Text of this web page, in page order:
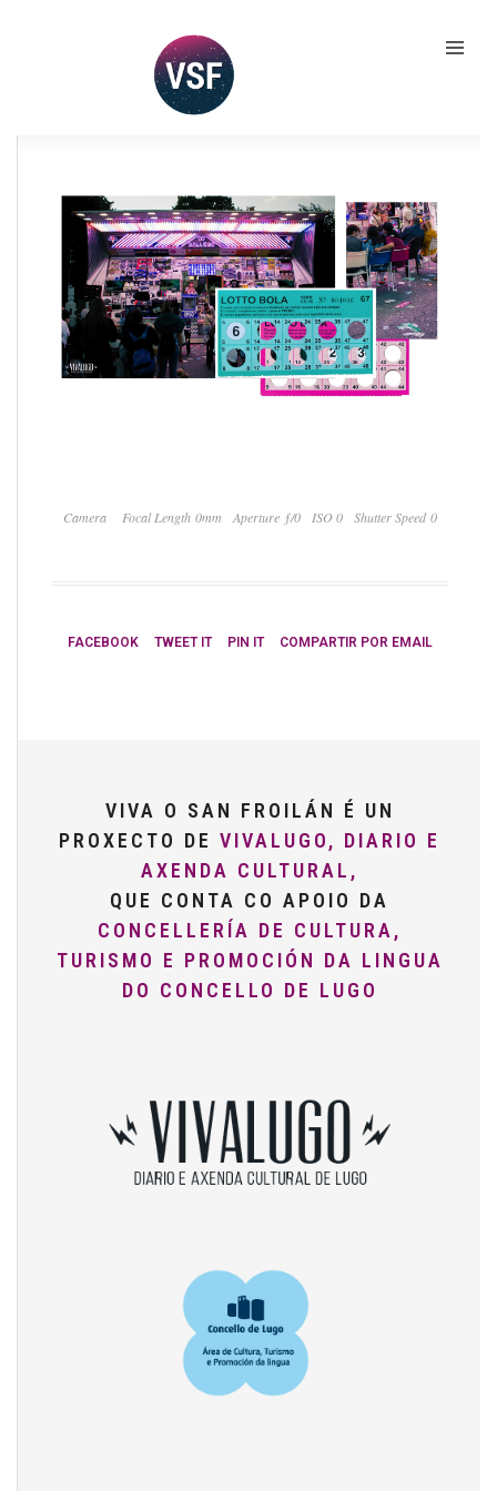
Camera Focal Length 0mm Aperture ƒ/0 ISO 0 Shutter Speed 0
FACEBOOK TWEET IT PIN IT COMPARTIR POR EMAIL
VIVA O SAN FROILÁN É UN
PROXECTO DE VIVALUGO, DIARIO E
AXENDA CULTURAL,
QUE CONTA CO APOIO DA
CONCELLERÍA DE CULTURA,
TURISMO E PROMOCIÓN DA LINGUA
DO CONCELLO DE LUGO